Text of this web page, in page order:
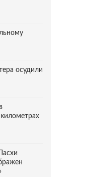
осудили